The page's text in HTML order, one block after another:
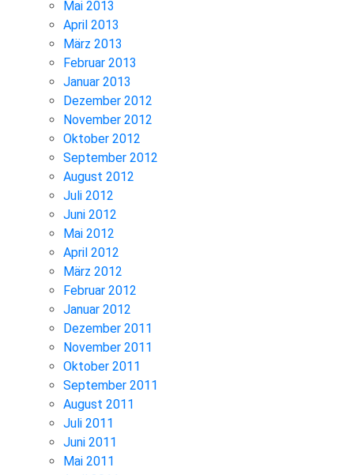
Mai 2013
April 2013
März 2013
Februar 2013
Januar 2013
Dezember 2012
November 2012
Oktober 2012
September 2012
August 2012
Juli 2012
Juni 2012
Mai 2012
April 2012
März 2012
Februar 2012
Januar 2012
Dezember 2011
November 2011
Oktober 2011
September 2011
August 2011
Juli 2011
Juni 2011
Mai 2011